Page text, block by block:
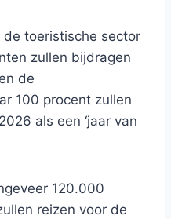
toeristische sector
zullen bijdragen
de
100 procent zullen
als een ‘jaar van
120.000
reizen voor de